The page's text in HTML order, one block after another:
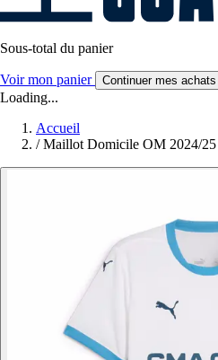
Sous-total du panier
Voir mon panier Continuer mes achats
Loading...
Accueil
/ Maillot Domicile OM 2024/25